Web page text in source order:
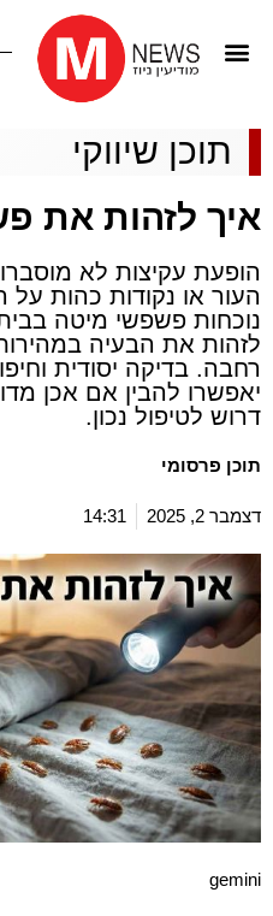
תוכן שיווקי
איך לזהות את
הופעת עקיצות לא
העור או נקודות כהות על
נוכחות פשפשי מיטה
לזהות את הבעיה
רחבה. בדיקה יסודית
יאפשרו להבין אם אכן
דרוש לטיפול נכון.
תוכן פרסומי
דצמבר 2, 2025 14:31
gemini